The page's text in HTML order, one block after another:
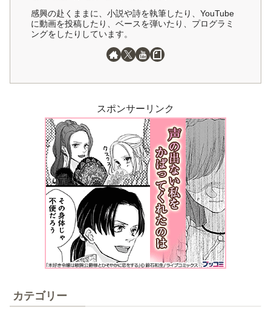
感興の赴くままに、小説や詩を執筆したり、YouTube
に動画を投稿したり、ベースを弾いたり、プログラミ
ングをしたりしています。
スポンサーリンク
カテゴリー